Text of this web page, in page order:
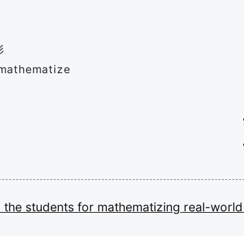
the students for mathematizing real-world